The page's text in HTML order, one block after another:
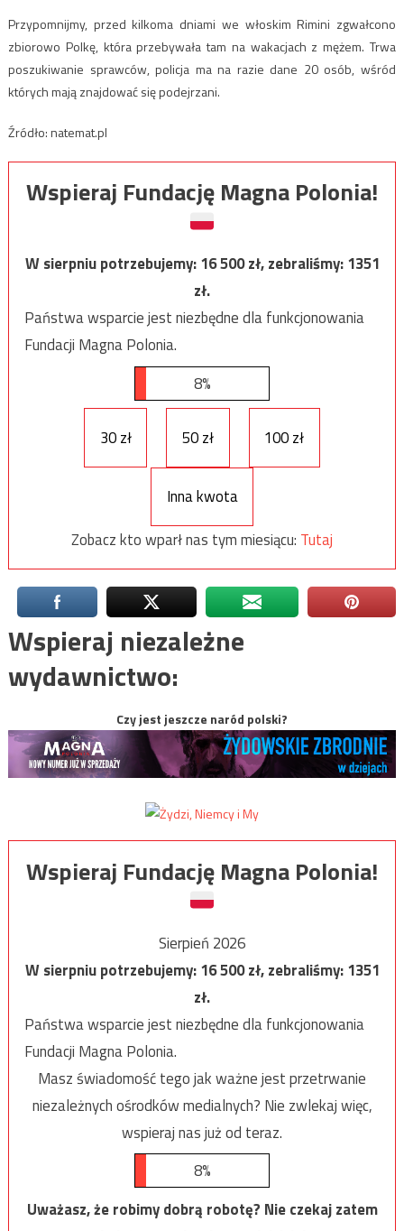
Przypomnijmy, przed kilkoma dniami we włoskim Rimini zgwałcono
zbiorowo Polkę, która przebywała tam na wakacjach z mężem. Trwa
poszukiwanie sprawców, policja ma na razie dane 20 osób, wśród
których mają znajdować się podejrzani.
Źródło: natemat.pl
Wspieraj Fundację Magna Polonia!
W sierpniu potrzebujemy:16 500zł, zebraliśmy:1351
zł.
Państwa wsparcie jest niezbędne dla funkcjonowania
Fundacji Magna Polonia.
8%
30 zł 50 zł 100 zł
Inna kwota
Zobacz kto wparł nas tym miesiącu: Tutaj
Wspieraj niezależne
wydawnictwo:
Czy jest jeszcze naród polski?
Wspieraj Fundację Magna Polonia!
Sierpień 2026
W sierpniu potrzebujemy:16 500zł, zebraliśmy:1351
zł.
Państwa wsparcie jest niezbędne dla funkcjonowania
Fundacji Magna Polonia.
Masz świadomość tego jak ważne jest przetrwanie
niezależnych ośrodków medialnych? Nie zwlekaj więc,
wspieraj nas już od teraz.
8%
Uważasz, że robimy dobrą robotę? Nie czekaj zatem